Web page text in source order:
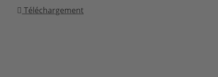
Téléchargement